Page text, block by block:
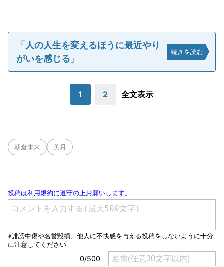
「人の人生を変えるほうに最近やり
がいを感じる」
続きを読む
1 2 全文表示
朝倉未来 美月